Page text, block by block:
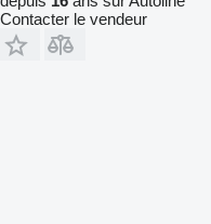
Contacter le vendeur